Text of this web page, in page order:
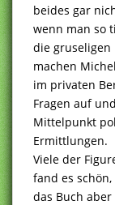
beides gar
wenn man so
die gruseligen
machen
im privaten
Fragen auf
Mittelpunkt
Ermittlungen.
Viele der
fand es
das Buch